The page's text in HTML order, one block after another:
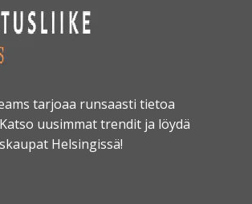
tarjoaa runsaasti tietoa
uusimmat trendit ja löydä
Helsingissä!